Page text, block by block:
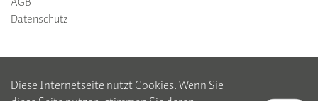
Datenschutz
Diese Internetseite nutzt Cookies. Wenn Sie